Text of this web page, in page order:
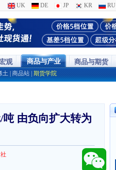
UK DE JP KR RU
观 商品与产业 商品与期货
土 商品站 期货学院
吨 由负向扩大转为